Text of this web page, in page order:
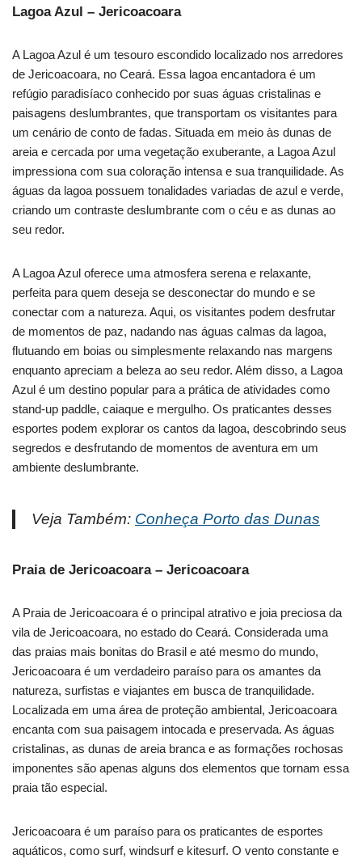
Lagoa Azul – Jericoacoara
A Lagoa Azul é um tesouro escondido localizado nos arredores
de Jericoacoara, no Ceará. Essa lagoa encantadora é um
refúgio paradisíaco conhecido por suas águas cristalinas e
paisagens deslumbrantes, que transportam os visitantes para
um cenário de conto de fadas. Situada em meio às dunas de
areia e cercada por uma vegetação exuberante, a Lagoa Azul
impressiona com sua coloração intensa e sua tranquilidade. As
águas da lagoa possuem tonalidades variadas de azul e verde,
criando um contraste deslumbrante com o céu e as dunas ao
seu redor.
A Lagoa Azul oferece uma atmosfera serena e relaxante,
perfeita para quem deseja se desconectar do mundo e se
conectar com a natureza. Aqui, os visitantes podem desfrutar
de momentos de paz, nadando nas águas calmas da lagoa,
flutuando em boias ou simplesmente relaxando nas margens
enquanto apreciam a beleza ao seu redor. Além disso, a Lagoa
Azul é um destino popular para a prática de atividades como
stand-up paddle, caiaque e mergulho. Os praticantes desses
esportes podem explorar os cantos da lagoa, descobrindo seus
segredos e desfrutando de momentos de aventura em um
ambiente deslumbrante.
Veja Também: Conheça Porto das Dunas
Praia de Jericoacoara – Jericoacoara
A Praia de Jericoacoara é o principal atrativo e joia preciosa da
vila de Jericoacoara, no estado do Ceará. Considerada uma
das praias mais bonitas do Brasil e até mesmo do mundo,
Jericoacoara é um verdadeiro paraíso para os amantes da
natureza, surfistas e viajantes em busca de tranquilidade.
Localizada em uma área de proteção ambiental, Jericoacoara
encanta com sua paisagem intocada e preservada. As águas
cristalinas, as dunas de areia branca e as formações rochosas
imponentes são apenas alguns dos elementos que tornam essa
praia tão especial.
Jericoacoara é um paraíso para os praticantes de esportes
aquáticos, como surf, windsurf e kitesurf. O vento constante e